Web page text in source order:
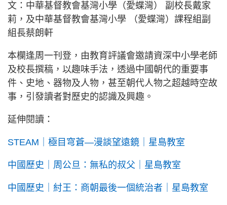
文：中華基督教會基灣小學（愛蝶灣） 副校長戴家
莉，及中華基督教會基灣小學 （愛蝶灣）課程組副
組長蔡朗軒
本欄逢周一刊登，由教育評議會邀請資深中小學老師
及校長撰稿，以趣味手法，透過中國朝代的重要事
件、史地、器物及人物，甚至朝代人物之超越時空故
事，引發讀者對歷史的認識及興趣。
延伸閱讀：
STEAM｜極目穹蒼—漫談望遠鏡｜星島教室
中國歷史｜周公旦：無私的叔父｜星島教室
中國歷史｜紂王：商朝最後一個統治者｜星島教室